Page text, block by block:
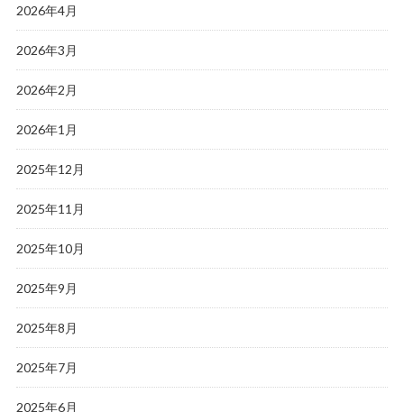
2026年4月
2026年3月
2026年2月
2026年1月
2025年12月
2025年11月
2025年10月
2025年9月
2025年8月
2025年7月
2025年6月